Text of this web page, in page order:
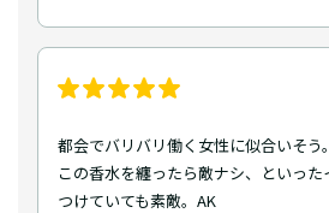
都会でバリバリ働く女性に似合いそう
この香水を纏ったら敵ナシ、といっ
つけていても素敵。AK